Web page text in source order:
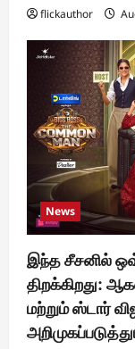
flickauthor
News
இந்த சீசனில்
திறக்கிறது:
மற்றும் ஸ்டார்